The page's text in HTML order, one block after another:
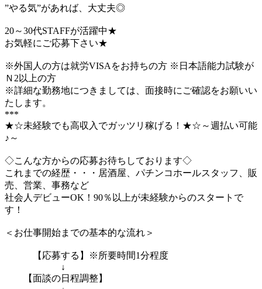
”やる気”があれば、大丈夫◎
20～30代STAFFが活躍中★
お気軽にご応募下さい★
※外国人の方は就労VISAをお持ちの方 ※日本語能力試験が
Ｎ2以上の方
※詳細な勤務地につきましては、面接時にご確認をお願いい
たします。
***
★☆未経験でも高収入でガッツリ稼げる！★☆～週払い可能
♪～
◇こんな方からの応募お待ちしております◇
これまでの経歴・・・居酒屋、パチンコホールスタッフ、販
売、営業、事務など
社会人デビューOK！90％以上が未経験からのスタートで
す！
＜お仕事開始までの基本的な流れ＞
【応募する】※所要時間1分程度
↓
【面談の日程調整】